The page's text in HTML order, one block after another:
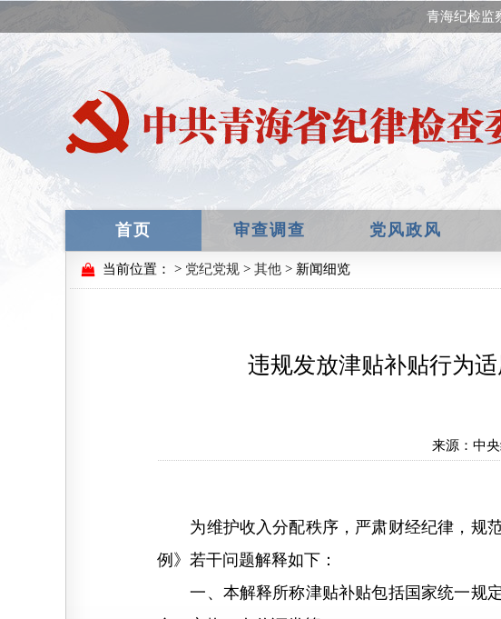
青海纪检监
首页 审查调查 党风政风
当前位置： > 党纪党规 > 其他 > 新闻细览
违规发放津贴补贴行为
来源： 中
为维护收入分配秩序，严肃财经纪律，规范
例》若干问题解释如下：
一、本解释所称津贴补贴包括国家统一规定